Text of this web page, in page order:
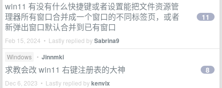
win11 有没有什么快捷键或者设置能把文件资源管
理器所有窗口合并成一个窗口的不同标签页，或者
新弹出窗口默认合并到已有窗口
Feb 15, 2024 • Lastly replied bySabrina9
11
Windows • Jinnmki
求教会改 win11 右键注册表的大神
Dec 6, 2023 • Lastly replied bykenvix
8